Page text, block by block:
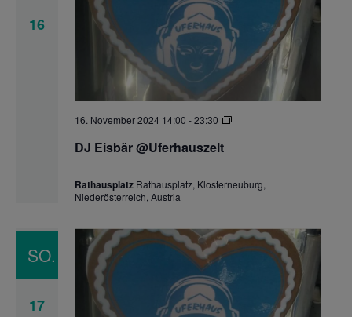
16
DJ Eisbär @Uferhauszelt
16. November 2024 14:00 -23:30
DJ
Rathausplatz Rathausplatz, Klosterneuburg,
Niederösterreich, Austria
SO.
17